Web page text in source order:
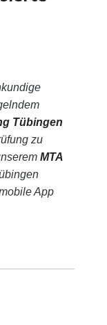
Tübingen
zu
MTA
App